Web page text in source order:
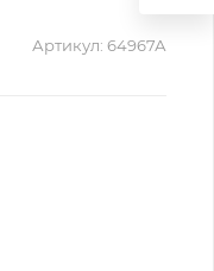
Артикул: 64967А